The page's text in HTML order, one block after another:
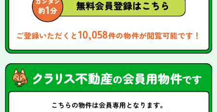
ご登録いただくと10,058件の物件が閲覧可能です！